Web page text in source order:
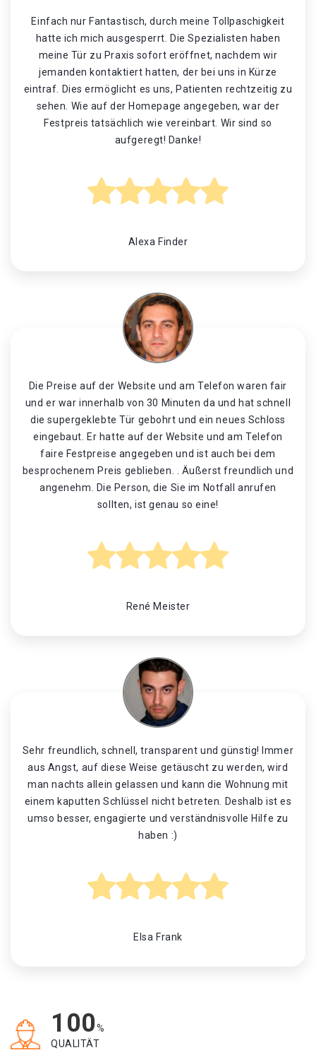
Einfach nur Fantastisch, durch meine Tollpaschigkeit
hatte ich mich ausgesperrt. Die Spezialisten haben
meine Tür zu Praxis sofort eröffnet, nachdem wir
jemanden kontaktiert hatten, der bei uns in Kürze
eintraf. Dies ermöglicht es uns, Patienten rechtzeitig zu
sehen. Wie auf der Homepage angegeben, war der
Festpreis tatsächlich wie vereinbart. Wir sind so
aufgeregt! Danke!
Alexa Finder
Die Preise auf der Website und am Telefon waren fair
und er war innerhalb von 30 Minuten da und hat schnell
die supergeklebte Tür gebohrt und ein neues Schloss
eingebaut. Er hatte auf der Website und am Telefon
faire Festpreise angegeben und ist auch bei dem
besprochenem Preis geblieben. . Äußerst freundlich und
angenehm. Die Person, die Sie im Notfall anrufen
sollten, ist genau so eine!
René Meister
Sehr freundlich, schnell, transparent und günstig! Immer
aus Angst, auf diese Weise getäuscht zu werden, wird
man nachts allein gelassen und kann die Wohnung mit
einem kaputten Schlüssel nicht betreten. Deshalb ist es
umso besser, engagierte und verständnisvolle Hilfe zu
haben :)
Elsa Frank
100%
QUALITÄT